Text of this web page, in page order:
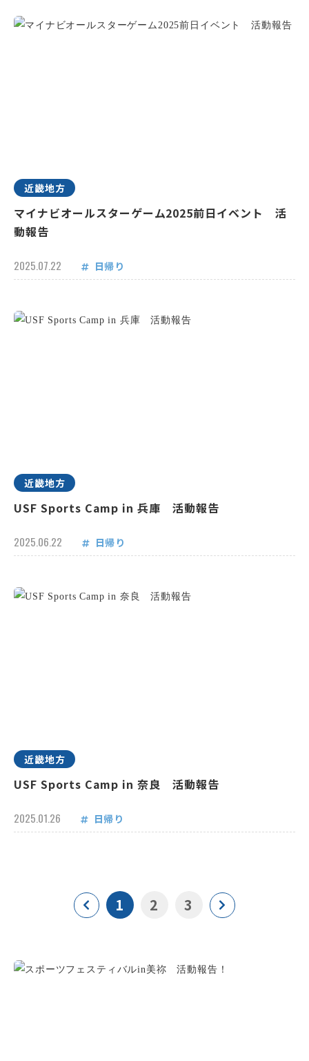
近畿地方
マイナビオールスターゲーム2025前日イベント 活
動報告
2025.07.22 日帰り
近畿地方
USF Sports Camp in 兵庫 活動報告
2025.06.22 日帰り
近畿地方
USF Sports Camp in 奈良 活動報告
2025.01.26 日帰り
1 2 3